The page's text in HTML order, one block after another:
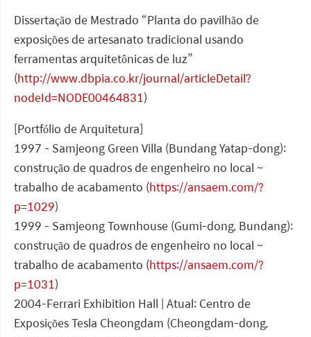
Dissertação de Mestrado “Planta do pavilhão de
exposições de artesanato tradicional usando
ferramentas arquitetônicas de luz”
(http://www.dbpia.co.kr/journal/articleDetail?
nodeId=NODE00464831)
[Portfólio de Arquitetura]
1997 - Samjeong Green Villa (Bundang Yatap-dong):
construção de quadros de engenheiro no local ~
trabalho de acabamento (https://ansaem.com/?
p=1029)
1999 - Samjeong Townhouse (Gumi-dong, Bundang):
construção de quadros de engenheiro no local ~
trabalho de acabamento (https://ansaem.com/?
p=1031)
2004-Ferrari Exhibition Hall | Atual: Centro de
Exposições Tesla Cheongdam (Cheongdam-dong,